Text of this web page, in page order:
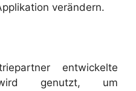
verändern.
entwickelte
wird genutzt, um